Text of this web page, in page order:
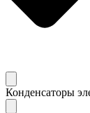
Конденсаторы